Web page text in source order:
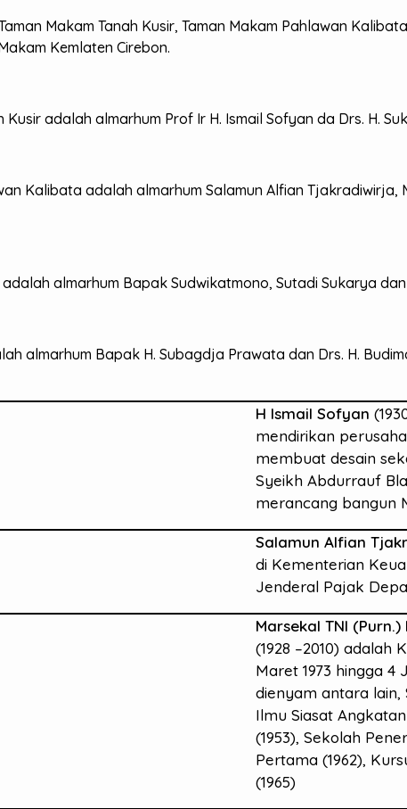
Makam Tanah Kusir, Taman Makam Pahlawan
Kemlaten Cirebon.
adalah almarhum Prof Ir H. Ismail Sofyan da Drs. H.
Kalibata adalah almarhum Salamun Alfian Tjakradiwirja,
almarhum Bapak Sudwikatmono, Sutadi Sukarya
almarhum Bapak H. Subagdja Prawata dan Drs. H.
H Ismail Sofyan
mendirikan
membuat desain
Syeikh Abdurrauf
merancang bangun
Salamun Alfian
di Kementerian
Jenderal Pajak
Marsekal TNI
(1928 –2010) adalah
Maret 1973 hingga 4
dienyam antara lain,
Ilmu Siasat
(1953), Sekolah
Pertama (1962),
(1965)